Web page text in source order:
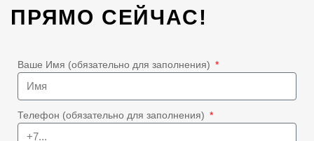
ПРЯМО СЕЙЧАС!
Ваше Имя (обязательно для заполнения)
Телефон (обязательно для заполнения)